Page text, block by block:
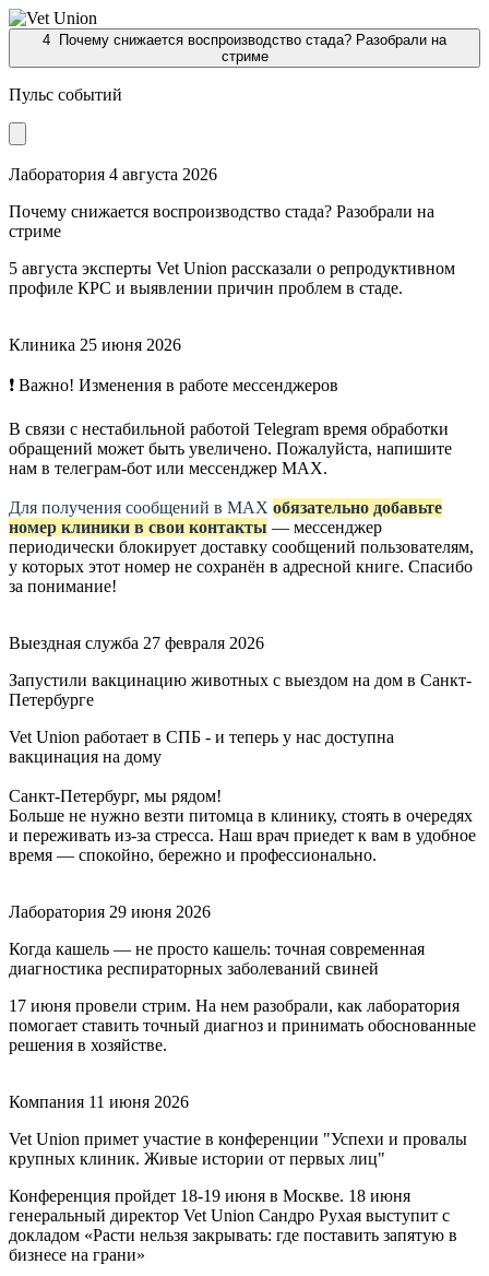
4
Почему снижается воспроизводство стада? Разобрали на
стриме
Пульс событий
Лаборатория 4 августа 2026
Почему снижается воспроизводство стада? Разобрали на
стриме
5 августа эксперты Vet Union рассказали о репродуктивном
профиле КРС и выявлении причин проблем в стаде.
Клиника 25 июня 2026
❗ Важно! Изменения в работе мессенджеров
В связи с нестабильной работой Telegram время обработки
обращений может быть увеличено. Пожалуйста, напишите
нам в телеграм-бот или мессенджер МАХ.
Для получения сообщений в МАХ обязательно добавьте
номер клиники в свои контакты — мессенджер
периодически блокирует доставку сообщений пользователям,
у которых этот номер не сохранён в адресной книге. Спасибо
за понимание!
Выездная служба 27 февраля 2026
Запустили вакцинацию животных с выездом на дом в Санкт-
Петербурге
Vet Union работает в СПБ - и теперь у нас доступна
вакцинация на дому
Санкт-Петербург, мы рядом!
Больше не нужно везти питомца в клинику, стоять в очередях
и переживать из-за стресса. Наш врач приедет к вам в удобное
время — спокойно, бережно и профессионально.
Лаборатория 29 июня 2026
Когда кашель — не просто кашель: точная современная
диагностика респираторных заболеваний свиней
17 июня провели стрим. На нем разобрали, как лаборатория
помогает ставить точный диагноз и принимать обоснованные
решения в хозяйстве.
Компания 11 июня 2026
Vet Union примет участие в конференции "Успехи и провалы
крупных клиник. Живые истории от первых лиц"
Конференция пройдет 18-19 июня в Москве. 18 июня
генеральный директор Vet Union Сандро Рухая выступит с
докладом «Расти нельзя закрывать: где поставить запятую в
бизнесе на грани»